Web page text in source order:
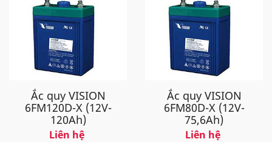
Ắc quy VISION
6FM120D-X (12V-
120Ah)
Liên hệ
Ắc quy VISION
6FM80D-X (12V-
75,6Ah)
Liên hệ